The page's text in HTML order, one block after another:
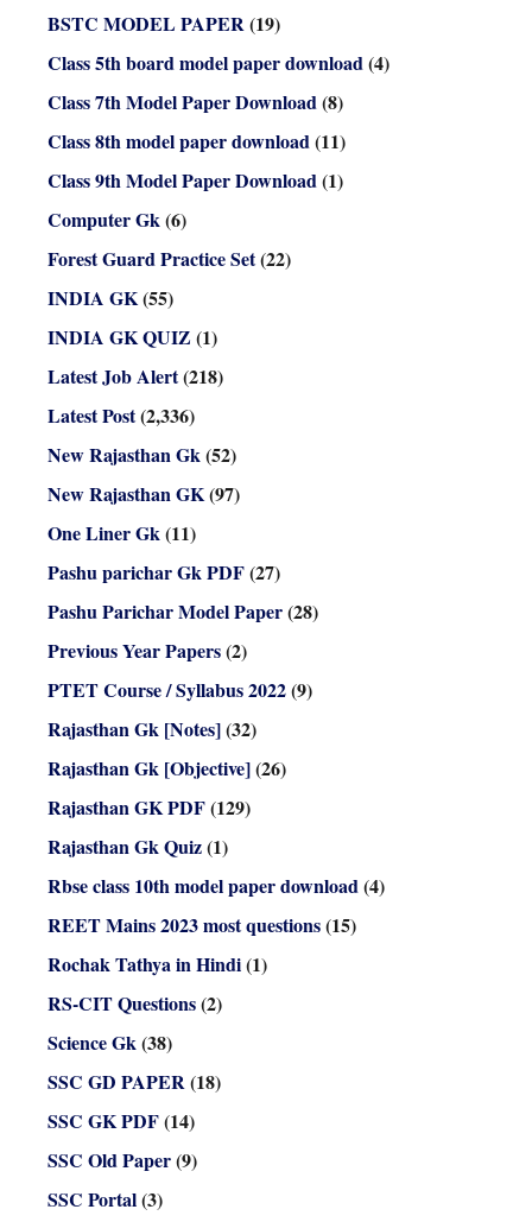
BSTC MODEL PAPER(19)
Class 5th board model paper download(4)
Class 7th Model Paper Download(8)
Class 8th model paper download(11)
Class 9th Model Paper Download(1)
Computer Gk(6)
Forest Guard Practice Set(22)
INDIA GK(55)
INDIA GK QUIZ (1)
Latest Job Alert(218)
Latest Post(2,336)
New Rajasthan Gk(52)
New Rajasthan GK(97)
One Liner Gk(11)
Pashu parichar Gk PDF(27)
Pashu Parichar Model Paper(28)
Previous Year Papers(2)
PTET Course / Syllabus 2022(9)
Rajasthan Gk [Notes](32)
Rajasthan Gk [Objective](26)
Rajasthan GK PDF(129)
Rajasthan Gk Quiz(1)
Rbse class 10th model paper download(4)
REET Mains 2023 most questions(15)
Rochak Tathya in Hindi(1)
RS-CIT Questions(2)
Science Gk(38)
SSC GD PAPER(18)
SSC GK PDF(14)
SSC Old Paper(9)
SSC Portal(3)